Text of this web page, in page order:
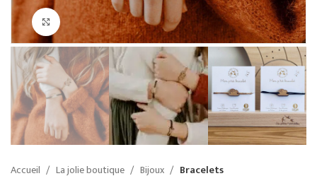
Cliquez pour agrandir
Accueil La jolie boutique Bijoux Bracelets